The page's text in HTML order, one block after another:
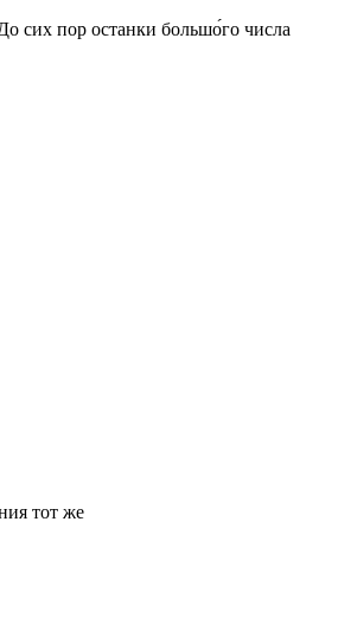
сих пор останки большо́го числа
тот же